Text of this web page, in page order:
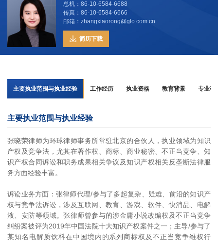
总机：86-10-6584-6688
传真：86-10-6584-6666
邮箱：zhangxiaorong@glo.com.cn
简历下载
主要执业范围与执业经验 工作经历 执业资格 教育背景 专业著
主要执业范围与执业经验
张晓荣律师为环球律师事务所常驻北京的合伙人，执业领域为知识
产权及竞争法，尤其在著作权、商标、商业秘密、不正当竞争、知
识产权合同诉讼和职务成果相关争议及知识产权相关反垄断法律服
务方面经验丰富。
诉讼业务方面：张律师代理/参与了多起复杂、疑难、前沿的知识产
权与竞争法诉讼，涉及互联网、教育、游戏、软件、快消品、电解
液、安防等领域。张律师曾参与的涉金庸小说改编权及不正当竞争
纠纷案被评为2019年中国法院十大知识产权案件之一；主导/参与了
某知名电解质饮料在中国境内的系列商标权及不正当竞争维权行